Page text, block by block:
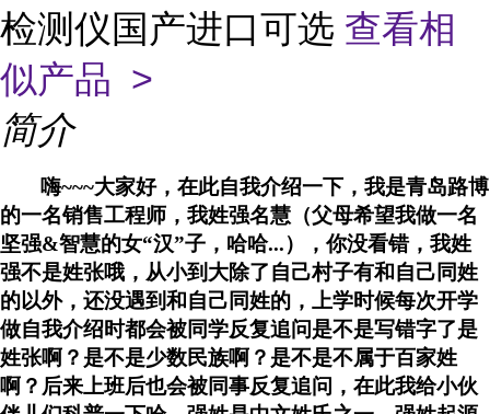
检测仪国产进口可选 查看相
似产品 >
简介
嗨~~~大家好，在此自我介绍一下，我是青岛路博
的一名销售工程师，我姓强名慧（父母希望我做一名
坚强&智慧的女“汉”子，哈哈...），你没看错，我姓
强不是姓张哦，从小到大除了自己村子有和自己同姓
的以外，还没遇到和自己同姓的，上学时候每次开学
做自我介绍时都会被同学反复追问是不是写错字了是
姓张啊 ？ 是不是少数民族啊 ？ 是不是不属于百家姓
啊 ？ 后来上班后也会被同事反复追问，在此我给小伙